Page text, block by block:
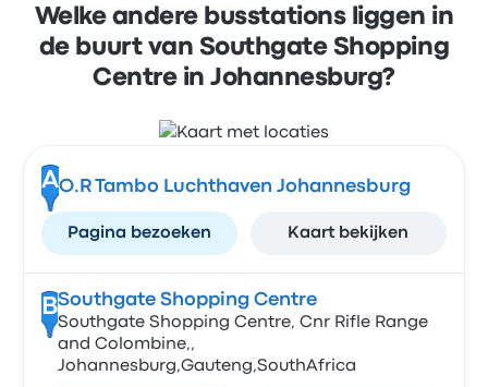
Welke andere busstations liggen in
de buurt van Southgate Shopping
Centre in Johannesburg?
AO.R Tambo Luchthaven Johannesburg
Pagina bezoeken Kaart bekijken
BSouthgate Shopping Centre
Southgate Shopping Centre, Cnr Rifle Range
and Colombine,,
Johannesburg,Gauteng,SouthAfrica